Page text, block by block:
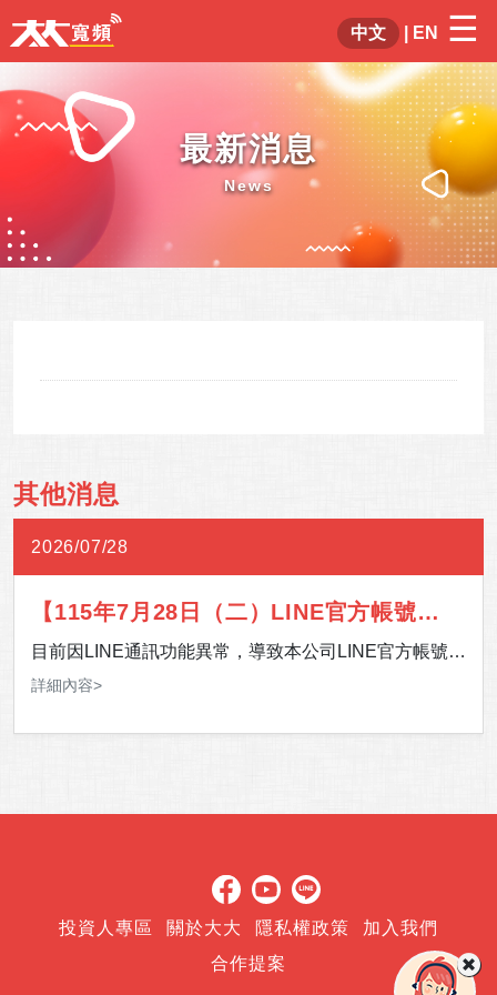
☰
中文 EN ×
最新消息
News
其他消息
2026/07/28
【115年7月28日（二）LINE官方帳號通
訊異常】
目前因LINE通訊功能異常，導致本公司LINE官方帳號暫
時無法提供服務。 影響期間，如有服務需求，歡迎多加
詳細內容>
投資人專區 關於大大 隱私權政策
加入我們
合作提案